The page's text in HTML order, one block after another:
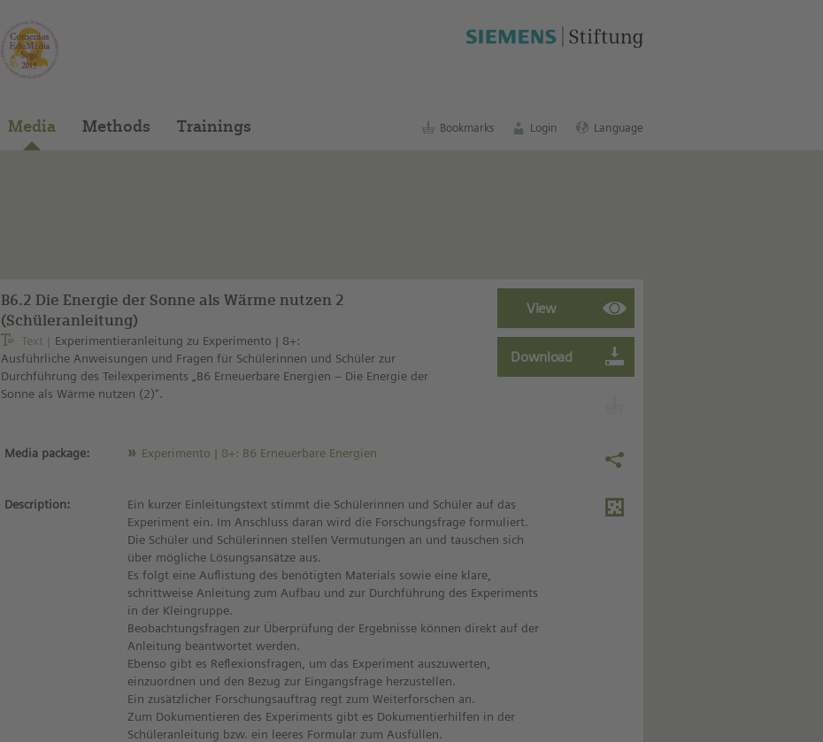
Media Methods Trainings Bookmarks Login Language
B6.2 Die Energie der Sonne als Wärme nutzen 2
(Schüleranleitung)
Text
Experimentieranleitung zu Experimento | 8+:
Ausführliche Anweisungen und Fragen für Schülerinnen und Schüler zur
Durchführung des Teilexperiments „B6 Erneuerbare Energien – Die Energie der
Sonne als Wärme nutzen (2)“.
Media package: Experimento | 8+: B6 Erneuerbare Energien
Description:
Ein kurzer Einleitungstext stimmt die Schülerinnen und Schüler auf das
Experiment ein. Im Anschluss daran wird die Forschungsfrage formuliert.
Die Schüler und Schülerinnen stellen Vermutungen an und tauschen sich
über mögliche Lösungsansätze aus.
Es folgt eine Auflistung des benötigten Materials sowie eine klare,
schrittweise Anleitung zum Aufbau und zur Durchführung des Experiments
in der Kleingruppe.
Beobachtungsfragen zur Überprüfung der Ergebnisse können direkt auf der
Anleitung beantwortet werden.
Ebenso gibt es Reflexionsfragen, um das Experiment auszuwerten,
einzuordnen und den Bezug zur Eingangsfrage herzustellen.
Ein zusätzlicher Forschungsauftrag regt zum Weiterforschen an.
Zum Dokumentieren des Experiments gibt es Dokumentierhilfen in der
Schüleranleitung bzw. ein leeres Formular zum Ausfüllen.